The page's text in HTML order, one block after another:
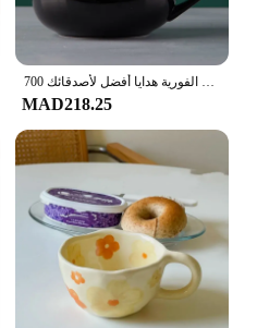
700 مللي سعة كبيرة السيراميك فنجان القهوة الإفطار كوب حليب مع غطاء وملعقة طبق للنودلز الفورية هدايا أفضل لأصدقائك
MAD218.25